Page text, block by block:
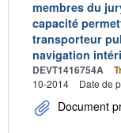
membres du
capacité
transporteur
navigation
DEVT1416754A
10-2014
Date de
Document